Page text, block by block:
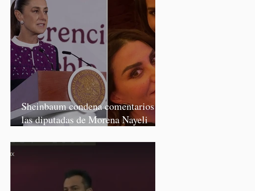
Sheinbaum condena comentarios de
las diputadas de Morena Nayeli